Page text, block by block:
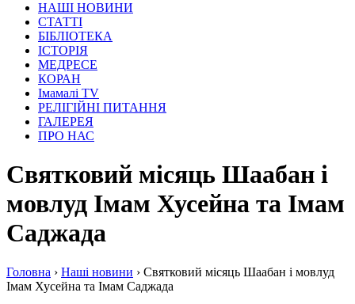
НАШІ НОВИНИ
СТАТТІ
БІБЛІОТЕКА
ІСТОРІЯ
МЕДРЕСЕ
КОРАН
Iмамалi TV
РЕЛІГІЙНІ ПИТАННЯ
ГАЛЕРЕЯ
ПРО НАС
Святковий місяць Шаабан і
мовлуд Імам Хусейна та Імам
Саджада
Головна › Наші новини › Святковий місяць Шаабан і мовлуд
Імам Хусейна та Імам Саджада